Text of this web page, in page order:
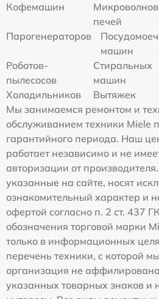
Кофемашин
печей
Парогенераторов
машин
Роботов-
пылесосов
Стиральных
машин
Холодильников
Вытяжек
Мы занимаемся ремонтом и
обслуживанием техники Miele
гарантийного периода. Наш
работает независимо и не
авторизации от
указанные на сайте, носят
ознакомительный характер и
офертой согласно п. 2 ст. 437
обозначения торговой марки
только в информационных
перечень техники, с которой
организация не
указанных товарных знаков и